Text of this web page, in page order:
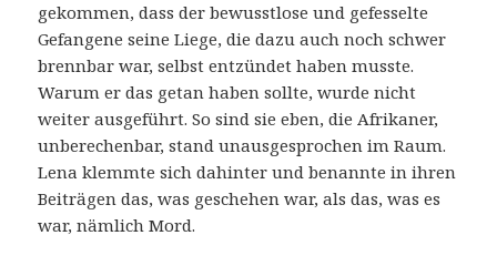
gekommen, dass der bewusstlose und gefesselte
Gefangene seine Liege, die dazu auch noch schwer
brennbar war, selbst entzündet haben musste.
Warum er das getan haben sollte, wurde nicht
weiter ausgeführt. So sind sie eben, die Afrikaner,
unberechenbar, stand unausgesprochen im Raum.
Lena klemmte sich dahinter und benannte in ihren
Beiträgen das, was geschehen war, als das, was es
war, nämlich Mord.